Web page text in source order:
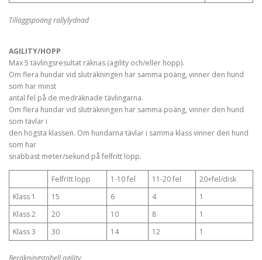
Tilläggspoäng rallylydnad
AGILITY/HOPP
Max 5 tävlingsresultat räknas (agility och/eller hopp).
Om flera hundar vid sluträkningen har samma poäng, vinner den hund
som har minst
antal fel på de medräknade tävlingarna.
Om flera hundar vid sluträkningen har samma poäng, vinner den hund
som tävlar i
den högsta klassen. Om hundarna tävlar i samma klass vinner den hund
som har
snabbast meter/sekund på felfritt lopp.
Felfritt lopp 1-10 fel 11-20 fel
20+fel/disk
Klass 1
15 6 4
1
Klass 2
20 10 8
1
Klass 3
30 14 12 1
Beräkningstabell agility